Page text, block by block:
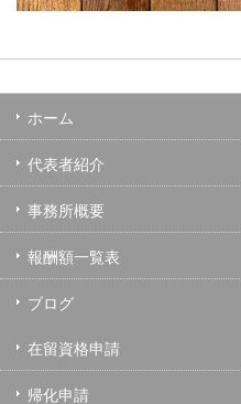
ホーム
代表者紹介
事務所概要
報酬額一覧表
ブログ
在留資格申請
帰化申請